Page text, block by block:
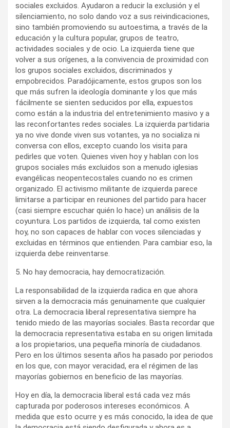
sociales excluidos. Ayudaron a reducir la exclusión y el
silenciamiento, no solo dando voz a sus reivindicaciones,
sino también promoviendo su autoestima, a través de la
educación y la cultura popular, grupos de teatro,
actividades sociales y de ocio. La izquierda tiene que
volver a sus orígenes, a la convivencia de proximidad con
los grupos sociales excluidos, discriminados y
empobrecidos. Paradójicamente, estos grupos son los
que más sufren la ideología dominante y los que más
fácilmente se sienten seducidos por ella, expuestos
como están a la industria del entretenimiento masivo y a
las reconfortantes redes sociales. La izquierda partidaria
ya no vive donde viven sus votantes, ya no socializa ni
conversa con ellos, excepto cuando los visita para
pedirles que voten. Quienes viven hoy y hablan con los
grupos sociales más excluidos son a menudo iglesias
evangélicas neopentecostales cuando no es crimen
organizado. El activismo militante de izquierda parece
limitarse a participar en reuniones del partido para hacer
(casi siempre escuchar quién lo hace) un análisis de la
coyuntura. Los partidos de izquierda, tal como existen
hoy, no son capaces de hablar con voces silenciadas y
excluidas en términos que entienden. Para cambiar eso, la
izquierda debe reinventarse.
5. No hay democracia, hay democratización.
La responsabilidad de la izquierda radica en que ahora
sirven a la democracia más genuinamente que cualquier
otra. La democracia liberal representativa siempre ha
tenido miedo de las mayorías sociales. Basta recordar que
la democracia representativa estaba en su origen limitada
a los propietarios, una pequeña minoría de ciudadanos.
Pero en los últimos sesenta años ha pasado por periodos
en los que, con mayor veracidad, era el régimen de las
mayorías gobiernos en beneficio de las mayorías.
Hoy en día, la democracia liberal está cada vez más
capturada por poderosos intereses económicos. A
medida que esto ocurre y es más conocido, la idea de que